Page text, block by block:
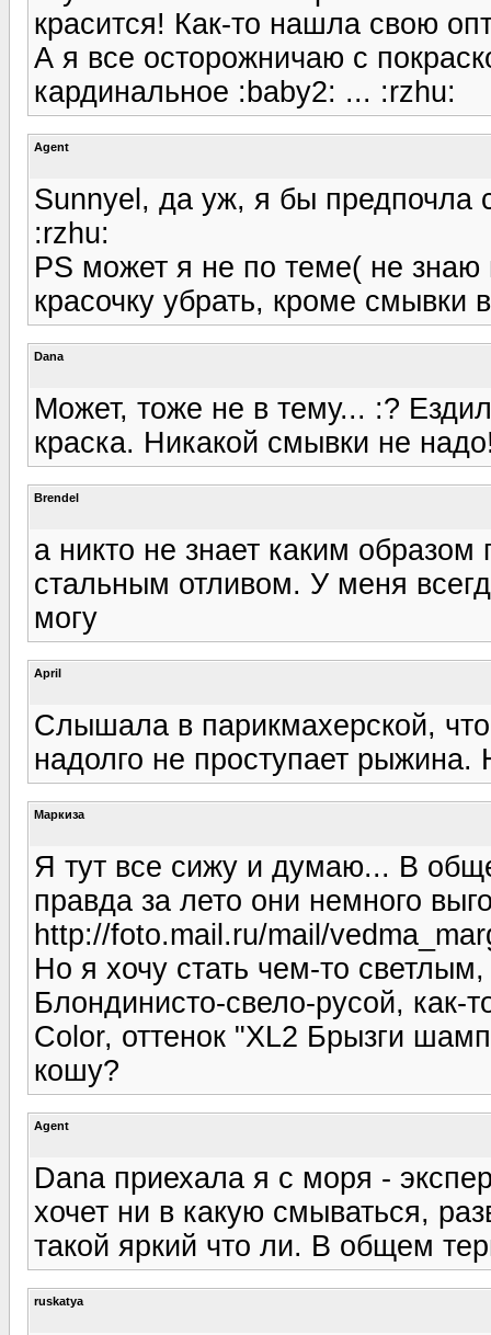
красится! Как-то нашла свою
А я все осторожничаю с
кардинальное :baby2: ... :rzhu:
Agent
Sunnyel, да уж, я бы предпочла
:rzhu:
PS может я не по теме( не знаю
красочку убрать, кроме смывки
Dana
Может, тоже не в тему... :?
краска. Никакой смывки не
Brendel
а никто не знает каким
стальным отливом. У меня
могу
April
Слышала в парикмахерской,
надолго не проступает
Маркиза
Я тут все сижу и думаю... В
правда за лето они немного
http://foto.mail.ru/mail/
Но я хочу стать чем-то
Блондинисто-свело-русой, как-
Color, оттенок "XL2 Брызги
кошу?
Agent
Dana приехала я с моря -
хочет ни в какую смываться,
такой яркий что ли. В общем
ruskatya